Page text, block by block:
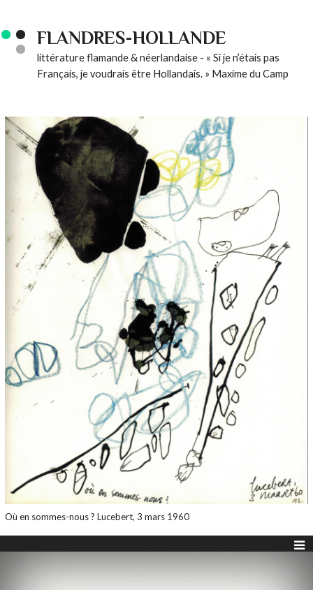
FLANDRES-HOLLANDE
littérature flamande & néerlandaise - « Si je n’étais pas
Français, je voudrais être Hollandais. » Maxime du Camp
Où en sommes-nous ? Lucebert, 3 mars 1960